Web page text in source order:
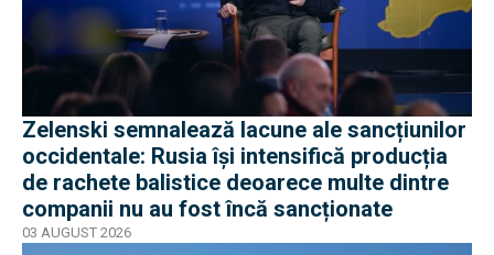
Zelenski semnalează lacune ale sancțiunilor
occidentale: Rusia își intensifică producția
de rachete balistice deoarece multe dintre
companii nu au fost încă sancționate
03 AUGUST 2026